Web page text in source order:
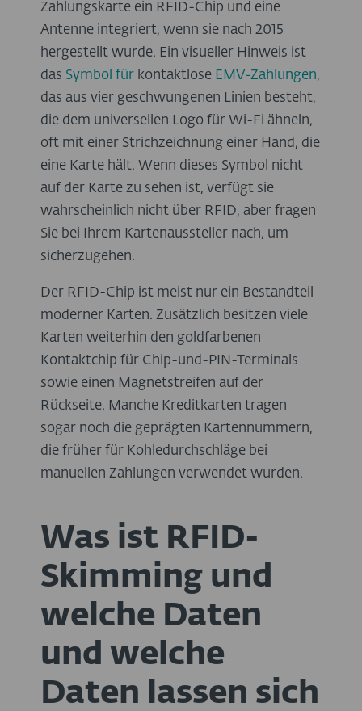
Zahlungskarte ein RFID-Chip und eine
Antenne integriert, wenn sie nach 2015
hergestellt wurde. Ein visueller Hinweis ist
das Symbol für kontaktlose EMV-Zahlungen,
das aus vier geschwungenen Linien besteht,
die dem universellen Logo für Wi-Fi ähneln,
oft mit einer Strichzeichnung einer Hand, die
eine Karte hält. Wenn dieses Symbol nicht
auf der Karte zu sehen ist, verfügt sie
wahrscheinlich nicht über RFID, aber fragen
Sie bei Ihrem Kartenaussteller nach, um
sicherzugehen.
Der RFID-Chip ist meist nur ein Bestandteil
moderner Karten. Zusätzlich besitzen viele
Karten weiterhin den goldfarbenen
Kontaktchip für Chip-und-PIN-Terminals
sowie einen Magnetstreifen auf der
Rückseite. Manche Kreditkarten tragen
sogar noch die geprägten Kartennummern,
die früher für Kohledurchschläge bei
manuellen Zahlungen verwendet wurden.
Was ist RFID-
Skimming und
welche Daten
und welche
Daten lassen sich